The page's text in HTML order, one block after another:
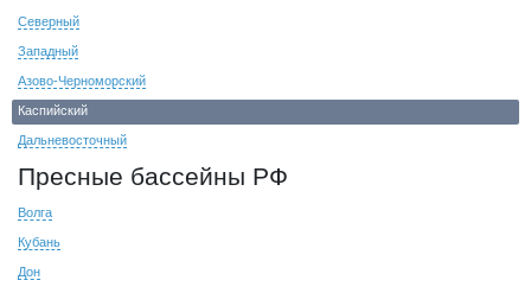
Северный
Западный
Азово-Черноморский
Каспийский
Дальневосточный
Пресные бассейны РФ
Волга
Кубань
Дон